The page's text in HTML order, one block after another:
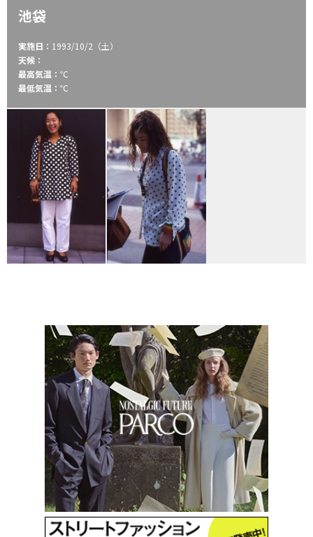
池袋
実施日： 1993/10/2（土）
天候：
最高気温： ℃
最低気温： ℃